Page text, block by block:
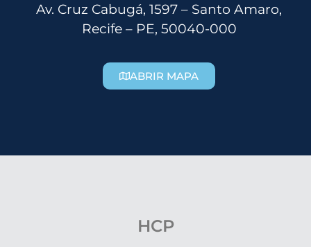
Av. Cruz Cabugá, 1597 – Santo Amaro,
Recife – PE, 50040-000
ABRIR MAPA
HCP